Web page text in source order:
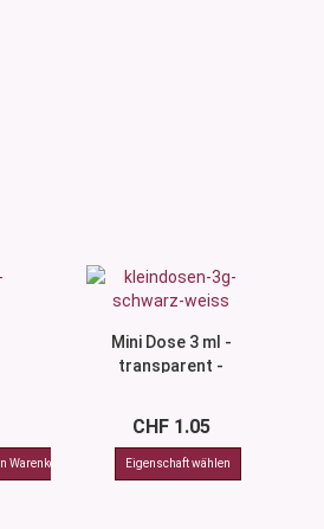
Mini Dose 3 ml -
transparent -
CHF 1.05